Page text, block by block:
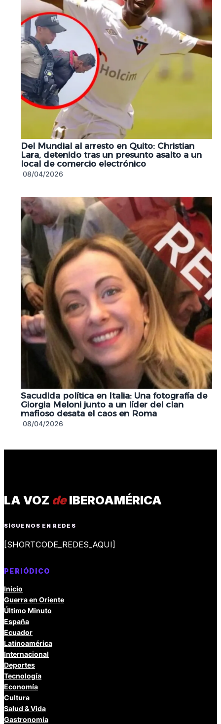
Del Mundial al arresto en Quito: Christian
Lara, detenido tras un presunto asalto a un
local de comercio electrónico
08/04/2026
Sacudida política en Italia: Una fotografía de
Giorgia Meloni junto a un líder del clan
mafioso desata el caos en Roma
08/04/2026
LA VOZ deIBEROAMÉRICA
SÍGUENOS EN REDES
[SHORTCODE_REDES_AQUI]
PERIÓDICO
Inicio
Guerra en Oriente
Último Minuto
España
Ecuador
Latinoamérica
Internacional
Deportes
Tecnología
Economía
Cultura
Salud & Vida
Gastronomía